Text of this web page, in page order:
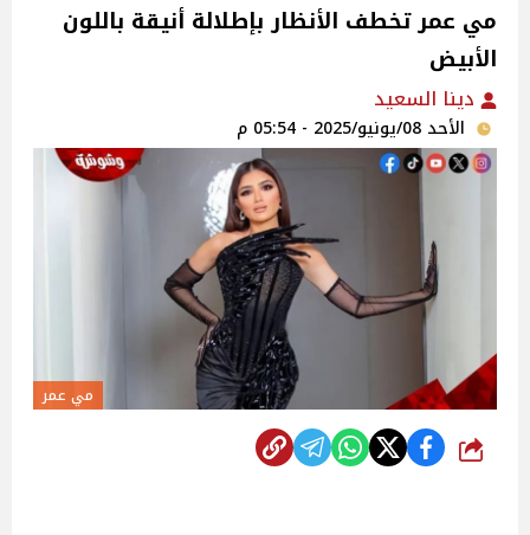
مي عمر تخطف الأنظار بإطلالة أنيقة باللون
الأبيض
دينا السعيد
الأحد 08/يونيو/2025 - 05:54 م
مي عمر
شارك